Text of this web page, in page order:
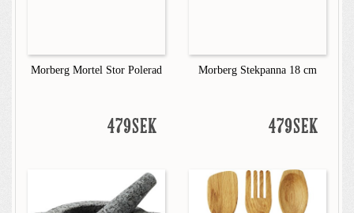
Morberg Mortel Stor Polerad
479SEK
Morberg Stekpanna 18 cm
479SEK